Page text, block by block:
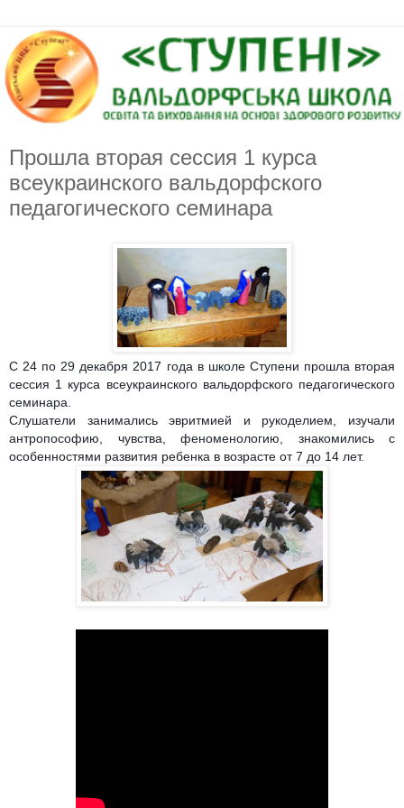
Прошла вторая сессия 1 курса
всеукраинского вальдорфского
педагогического семинара
С 24 по 29 декабря 2017 года в школе Ступени прошла вторая
сессия 1 курса всеукраинского вальдорфского педагогического
семинара.
Слушатели занимались эвритмией и рукоделием, изучали
антропософию, чувства, феноменологию, знакомились с
особенностями развития ребенка в возрасте от 7 до 14 лет.